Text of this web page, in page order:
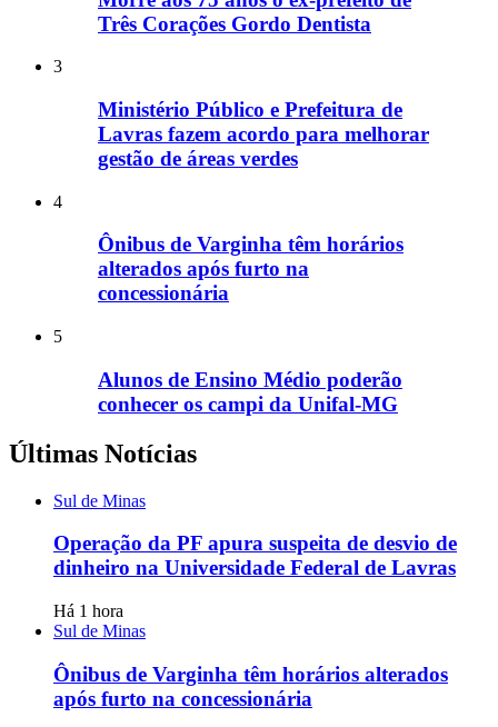
Três Corações Gordo Dentista
3
Ministério Público e Prefeitura de
Lavras fazem acordo para melhorar
gestão de áreas verdes
4
Ônibus de Varginha têm horários
alterados após furto na
concessionária
5
Alunos de Ensino Médio poderão
conhecer os campi da Unifal-MG
Últimas Notícias
Sul de Minas
Operação da PF apura suspeita de desvio de
dinheiro na Universidade Federal de Lavras
Há 1 hora
Sul de Minas
Ônibus de Varginha têm horários alterados
após furto na concessionária